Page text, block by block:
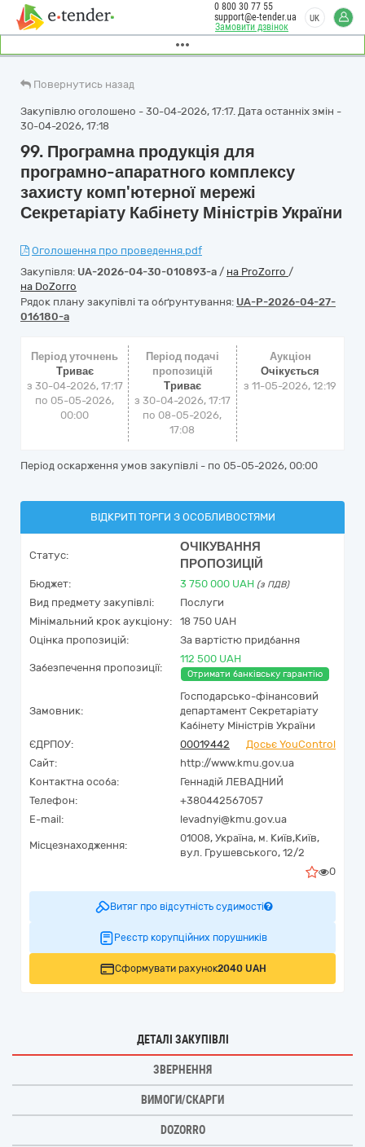
Замовити дзвінок
0 800 30 77 55
support@e-tender.ua
UK
Повернутись назад
Закупівлю оголошено - 30-04-2026, 17:17. Дата останніх змін -
30-04-2026, 17:18
99. Програмна продукція для
програмно-апаратного комплексу
захисту комп'ютерної мережі
Секретаріату Кабінету Міністрів України
Оголошення про проведення.pdf
Закупівля: UA-2026-04-30-010893-a / на ProZorro /
на DoZorro
Рядок плану закупівлі та обґрунтування: UA-P-2026-04-27-
016180-a
Період уточнень
Триває
з 30-04-2026, 17:17
по 05-05-2026,
00:00
Період подачі
пропозицій
Триває
з 30-04-2026, 17:17
по 08-05-2026,
17:08
Аукціон
Очікується
з11-05-2026, 12:19
Період оскарження умов закупівлі - по 05-05-2026, 00:00
ВІДКРИТІ ТОРГИ З ОСОБЛИВОСТЯМИ
Статус:
ОЧІКУВАННЯ
ПРОПОЗИЦІЙ
Бюджет: 3 750 000 UAH (з ПДВ)
Вид предмету закупівлі:
Послуги
Мінімальний крок аукціону:
18 750 UAH
Оцінка пропозицій:
За вартістю придбання
Забезпечення пропозиції:
112 500 UAH
Отримати банківську гарантію
Замовник:
Господарсько-фінансовий
департамент Секретаріату
Кабінету Міністрів України
ЄДРПОУ:
00019442
Досьє YouControl
Сайт:
http://www.kmu.gov.ua
Контактна особа:
Геннадій ЛЕВАДНИЙ
Телефон:
+380442567057
E-mail:
levadnyi@kmu.gov.ua
Місцезнаходження:
01008, Україна, м. Київ,Київ,
вул. Грушевського, 12/2
0
Витяг про відсутність судимості
Реєстр корупційних порушників
Сформувати рахунок2040 UAH
ДЕТАЛІ ЗАКУПІВЛІ
ЗВЕРНЕННЯ
ВИМОГИ/СКАРГИ
DOZORRO